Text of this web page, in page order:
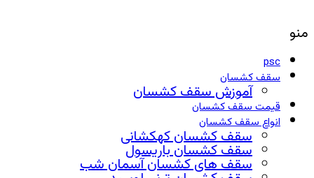
منو
psc
سقف کشسان
آموزش سقف کشسان
قیمت سقف کشسان
انواع سقف کشسان
سقف کشسان کهکشانی
سقف کشسان باریسول
سقف های کشسان آسمان شب